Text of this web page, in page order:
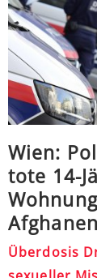
Wien:
tote 14-
Afghanen
Überdosis